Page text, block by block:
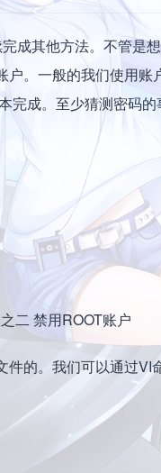
成其他方法。不管是
。一般的我们使用
完成。至少猜测密码
的。我们可以通过